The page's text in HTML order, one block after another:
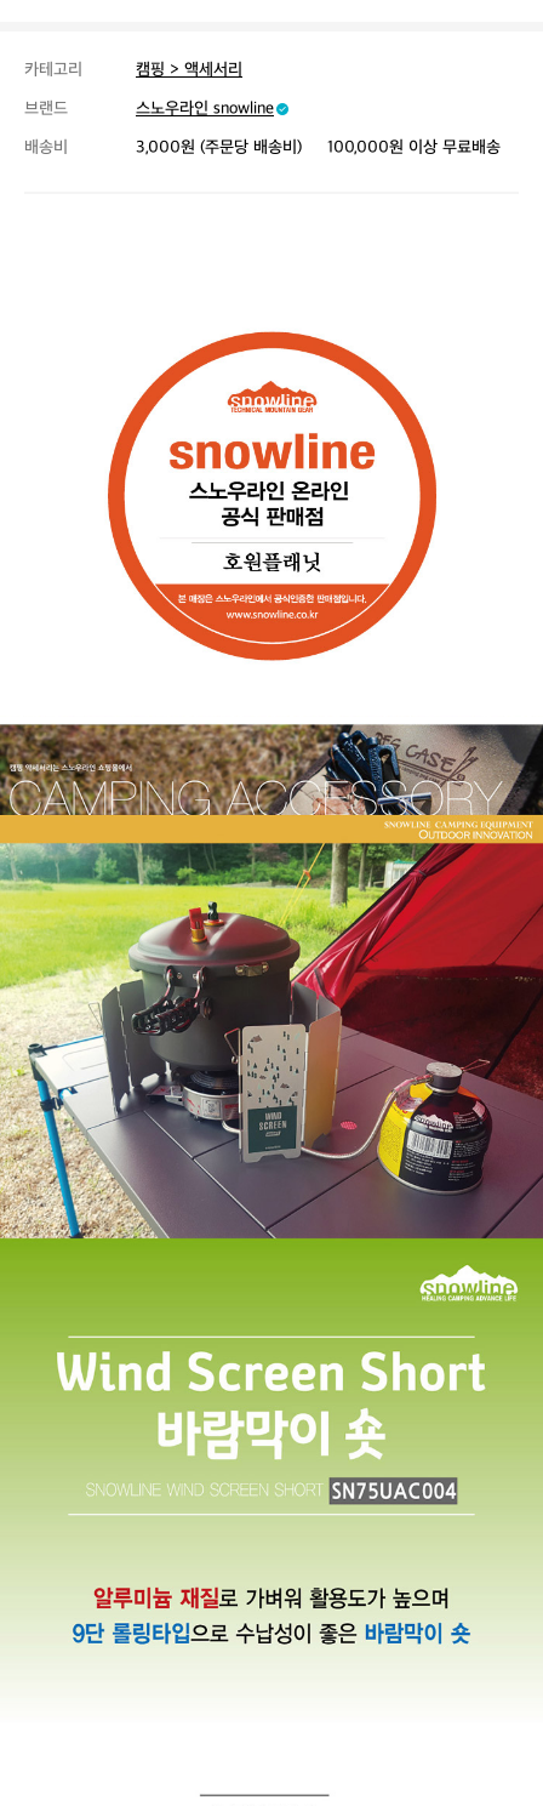
카테고리
캠핑 > 액세서리
브랜드
스노우라인 snowline
배송비
3,000원 (주문당 배송비) 100,000원 이상 무료배송